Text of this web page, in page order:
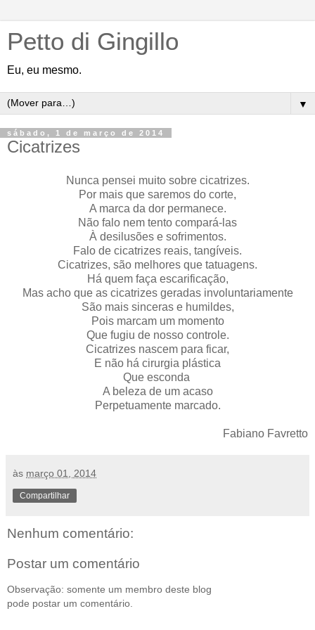
Petto di Gingillo
Eu, eu mesmo.
▼
sábado, 1 de março de 2014
Cicatrizes
Nunca pensei muito sobre cicatrizes.
Por mais que saremos do corte,
A marca da dor permanece.
Não falo nem tento compará-las
À desilusões e sofrimentos.
Falo de cicatrizes reais, tangíveis.
Cicatrizes, são melhores que tatuagens.
Há quem faça escarificação,
Mas acho que as cicatrizes geradas involuntariamente
São mais sinceras e humildes,
Pois marcam um momento
Que fugiu de nosso controle.
Cicatrizes nascem para ficar,
E não há cirurgia plástica
Que esconda
A beleza de um acaso
Perpetuamente marcado.
Fabiano Favretto
às março 01, 2014
Compartilhar
Nenhum comentário:
Postar um comentário
Observação: somente um membro deste blog
pode postar um comentário.